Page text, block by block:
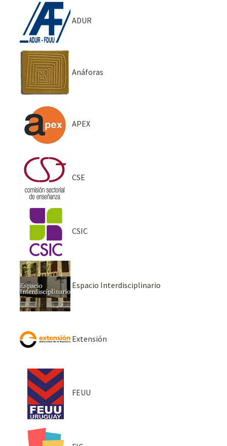
ADUR
Anáforas
APEX
CSE
CSIC
Espacio Interdisciplinario
Extensión
FEUU